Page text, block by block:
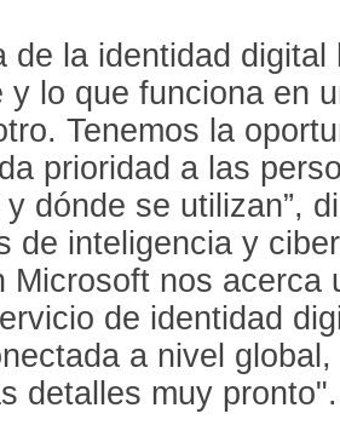
de la identidad digital
y lo que funciona en
Tenemos la
prioridad a las
dónde se utilizan”,
de inteligencia y
Microsoft nos acerca
de identidad
a nivel
detalles muy pronto".